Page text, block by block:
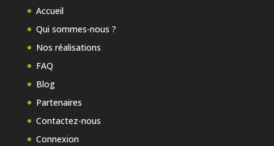
Accueil
Qui sommes-nous ?
Nos réalisations
FAQ
Blog
Partenaires
Contactez-nous
Connexion